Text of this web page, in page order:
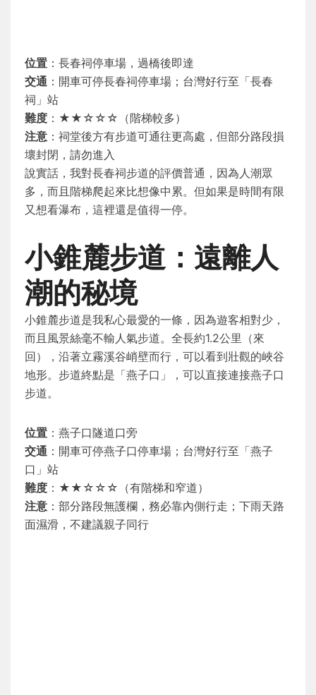
位置 ：長春祠停車場，過橋後即達
交通 ：開車可停長春祠停車場；台灣好行至「長春
祠」站
難度 ：★★☆☆☆（階梯較多）
注意 ：祠堂後方有步道可通往更高處，但部分路段損
壞封閉，請勿進入
說實話，我對長春祠步道的評價普通，因為人潮眾
多，而且階梯爬起來比想像中累。但如果是時間有限
又想看瀑布，這裡還是值得一停。
小錐麓步道：遠離人
潮的秘境
小錐麓步道是我私心最愛的一條，因為遊客相對少，
而且風景絲毫不輸人氣步道。全長約1.2公里（來
回），沿著立霧溪谷峭壁而行，可以看到壯觀的峽谷
地形。步道終點是「燕子口」，可以直接連接燕子口
步道。
位置 ：燕子口隧道口旁
交通 ：開車可停燕子口停車場；台灣好行至「燕子
口」站
難度 ：★★☆☆☆（有階梯和窄道）
注意 ：部分路段無護欄，務必靠內側行走；下雨天路
面濕滑，不建議親子同行